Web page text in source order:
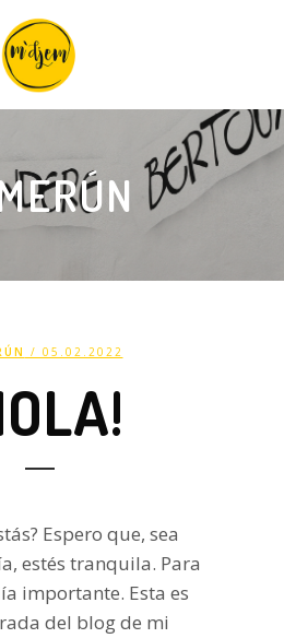
/ 05.02.2022
Espero que, sea
estés tranquila. Para
importante. Esta es
del blog de mi